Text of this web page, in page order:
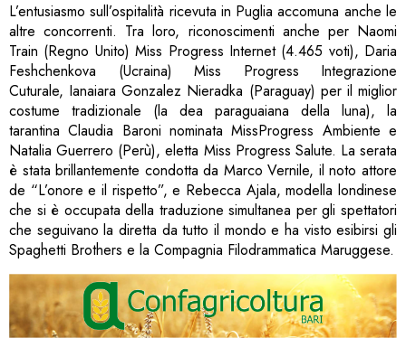
L’entusiasmo sull’ospitalità ricevuta in Puglia accomuna anche le
altre concorrenti. Tra loro, riconoscimenti anche per Naomi
Train (Regno Unito)Miss Progress Internet (4.465 voti), Daria
Feshchenkova (Ucraina) Miss Progress Integrazione
Cuturale, Ianaiara Gonzalez Nieradka (Paraguay) per il miglior
costume tradizionale (la dea paraguaiana della luna), la
tarantina Claudia Baroni nominataMissProgress Ambiente e
Natalia Guerrero (Perù), eletta Miss Progress Salute. La serata
è stata brillantemente condotta da Marco Vernile, il noto attore
de “L’onore e il rispetto”, e Rebecca Ajala, modella londinese
che si è occupata della traduzione simultanea per gli spettatori
che seguivano la diretta da tutto il mondo e ha visto esibirsi gli
Spaghetti Brothers e la Compagnia Filodrammatica Maruggese.